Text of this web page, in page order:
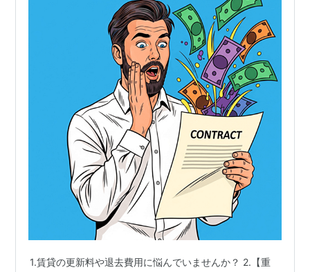
1.賃貸の更新料や退去費用に悩んでいませんか？ 2.【重